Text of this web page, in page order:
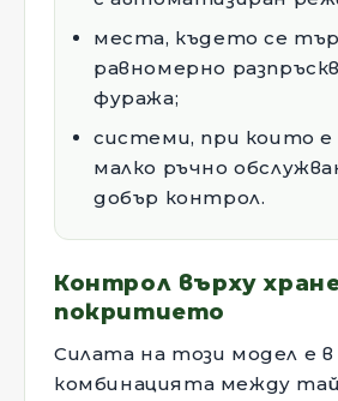
места, където се
равномерно
фуража;
системи, при които е
малко ръчно
добър контрол.
Контрол върху
покритието
Силата на този модел е в
комбинацията между